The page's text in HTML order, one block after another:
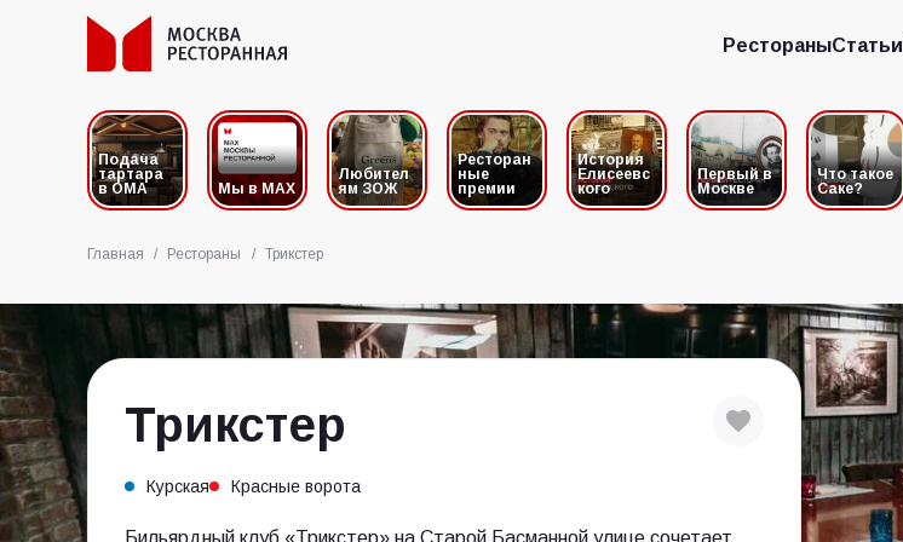
РестораныСтатьи
РестораныСтатьи
Подача
тартара
в ОМА
Мы в MAX
Любител
ям ЗОЖ
Ресторан
ные
премии
История
Елисеевс
кого
Первый в
Москве
Что такое
Саке?
Главная / Рестораны / Трикстер
Трикстер
Курская Красные ворота